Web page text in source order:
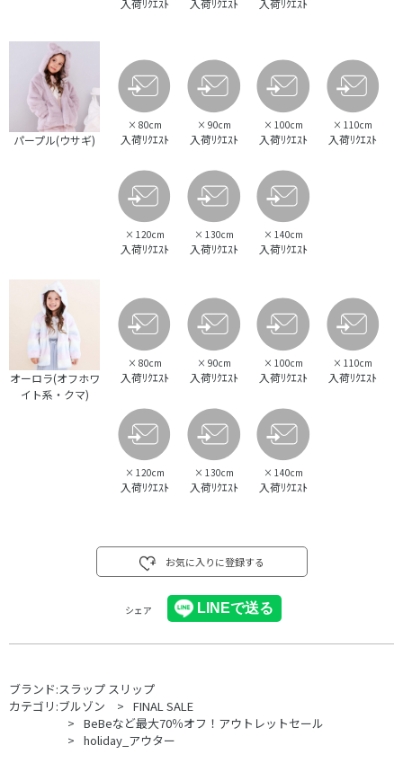
入荷ﾘｸｴｽﾄ 入荷ﾘｸｴｽﾄ 入荷ﾘｸｴｽﾄ
パープル(ウサギ)
× 80cm
入荷ﾘｸｴｽﾄ
× 90cm
入荷ﾘｸｴｽﾄ
× 100cm
入荷ﾘｸｴｽﾄ
× 110cm
入荷ﾘｸｴｽﾄ
× 120cm
入荷ﾘｸｴｽﾄ
× 130cm
入荷ﾘｸｴｽﾄ
× 140cm
入荷ﾘｸｴｽﾄ
オーロラ(オフホワ
イト系・クマ)
× 80cm
入荷ﾘｸｴｽﾄ
× 90cm
入荷ﾘｸｴｽﾄ
× 100cm
入荷ﾘｸｴｽﾄ
× 110cm
入荷ﾘｸｴｽﾄ
× 120cm
入荷ﾘｸｴｽﾄ
× 130cm
入荷ﾘｸｴｽﾄ
× 140cm
入荷ﾘｸｴｽﾄ
お気に入りに登録する
シェア
ブランド:スラップ スリップ
カテゴリ:ブルゾン
FINAL SALE
BeBeなど最大70％オフ！アウトレットセール
holiday_アウター